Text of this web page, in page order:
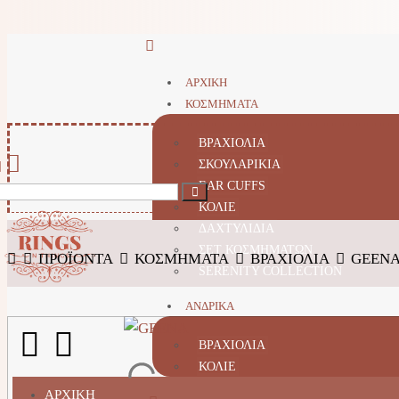
ΑΡΧΙΚΗ
ΚΟΣΜΗΜΑΤΑ
ΒΡΑΧΙΟΛΙΑ
ΣΚΟΥΛΑΡΙΚΙΑ
EAR CUFFS
ΚΟΛΙΕ
ΔΑΧΤΥΛΙΔΙΑ
ΣΕΤ ΚΟΣΜΗΜΑΤΩΝ
SERENITY COLLECTION
ΑΝΔΡΙΚΑ
ΒΡΑΧΙΟΛΙΑ
ΚΟΛΙΕ
ΑΡΧΙΚΗ
ΠΡΟΪΌΝΤΑ ΚΟΣΜΗΜΑΤΑ ΒΡΑΧΙΟΛΙΑ